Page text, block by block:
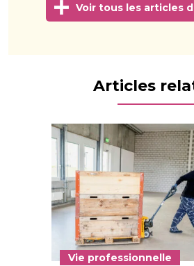
Voir tous les articles
Articles
Vie professionnelle